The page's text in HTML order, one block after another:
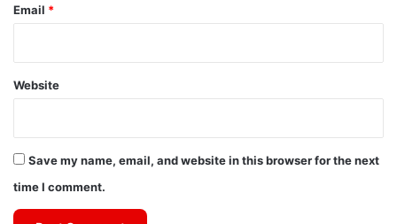
Email *
Website
Save my name, email, and website in this browser for the next
time I comment.